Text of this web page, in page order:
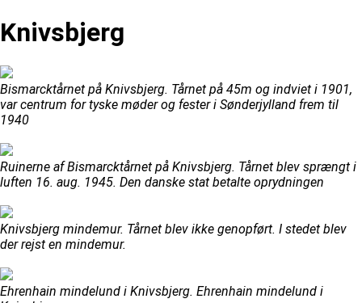
Knivsbjerg
Bismarcktårnet på Knivsbjerg. Tårnet på 45m og indviet i 1901,
var centrum for tyske møder og fester i Sønderjylland frem til
1940
Ruinerne af Bismarcktårnet på Knivsbjerg. Tårnet blev sprængt i
luften 16. aug. 1945. Den danske stat betalte oprydningen
Knivsbjerg mindemur. Tårnet blev ikke genopført. I stedet blev
der rejst en mindemur.
Ehrenhain mindelund i Knivsbjerg. Ehrenhain mindelund i